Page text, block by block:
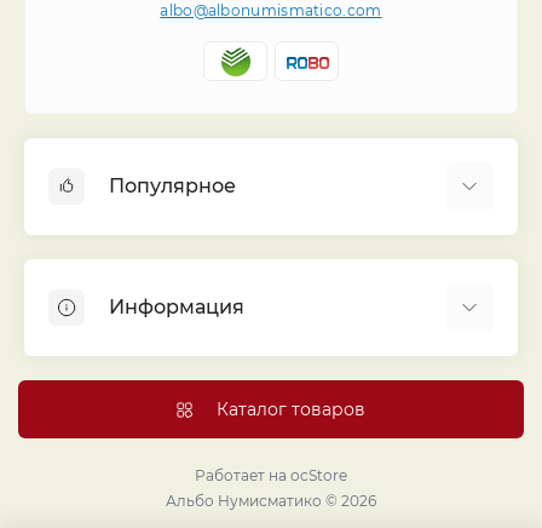
albo@albonumismatico.com
Популярное
Монеты
Банкноты
Листы для монет
Капсулы и холдеры
Проекты издательства
Информация
Договор публичной оферты
Политика конфиденциальности
Правовой раздел
Каталог товаров
Работает на ocStore
Альбо Нумисматико © 2026